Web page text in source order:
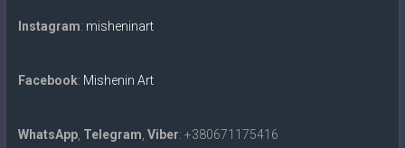
Instagram: misheninart
Facebook: Mishenin Art
WhatsApp, Telegram Viber: +380671175416